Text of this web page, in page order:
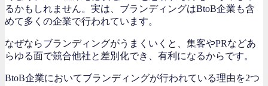
るかもしれません。実は、ブランディングはBtoB企業も含
めて多くの企業で行われています。
なぜならブランディングがうまくいくと、集客やPRなどあ
らゆる面で競合他社と差別化でき、有利になるからです。
BtoB企業においてブランディングが行われている理由を2つ